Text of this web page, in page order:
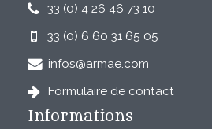
33 (0) 4 26 46 73 10
33 (0) 6 60 31 65 05
infos@armae.com
Formulaire de contact
Informations